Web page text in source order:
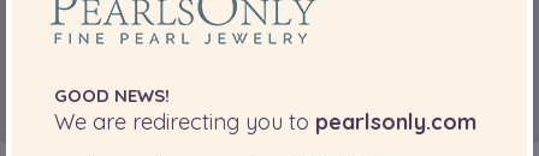
GOOD NEWS!
We are redirecting you to pearlsonly.com